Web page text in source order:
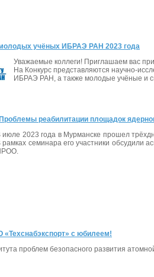
учёных ИБРАЭ РАН 2023 года
Уважаемые коллеги! Приглашаем вас
На Конкурс представляются научно-
ИБРАЭ РАН, а также молодые учёные и
реабилитации площадок
июле 2023 года в Мурманске прошел
рамках семинара его участники обсудили
с юбилеем!
проблем безопасного развития